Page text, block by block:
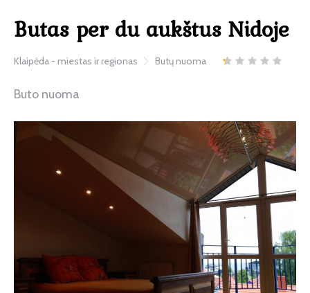
Butas per du aukštus Nidoje
Klaipėda - miestas ir regionas Butų nuoma
Buto nuoma